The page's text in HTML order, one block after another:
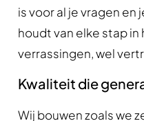
is voor al je vragen
houdt van elke stap
verrassingen, wel
Kwaliteit die
Wij bouwen zoals we